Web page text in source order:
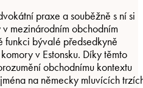
praxe a souběžně s ní si
mezinárodním obchodním
funkci bývalé předsedkyně
v Estonsku. Díky těmto
obchodnímu kontextu
na německy mluvících